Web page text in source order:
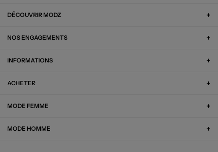
DÉCOUVRIR MODZ
NOS ENGAGEMENTS
INFORMATIONS
ACHETER
MODE FEMME
MODE HOMME